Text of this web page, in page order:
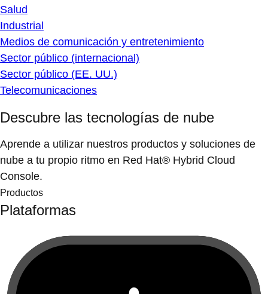
Salud
Industrial
Medios de comunicación y entretenimiento
Sector público (internacional)
Sector público (EE. UU.)
Telecomunicaciones
Descubre las tecnologías de nube
Aprende a utilizar nuestros productos y soluciones de
nube a tu propio ritmo en Red Hat® Hybrid Cloud
Console.
Productos
Plataformas